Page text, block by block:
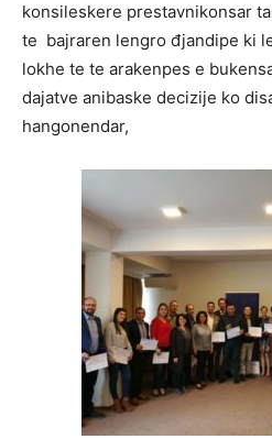
konsileskere prestavnikonsar
te bajraren lengro đjandipe ki
lokhe te te arakenpes e
dajatve anibaske decizije ko
hangonendar,